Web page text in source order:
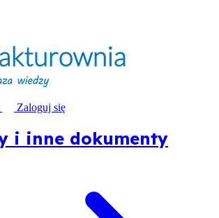
Zaloguj się
i inne dokumenty